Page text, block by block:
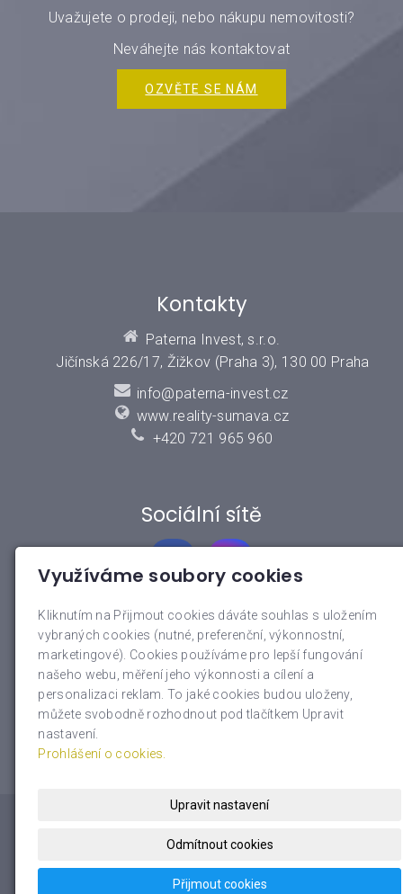
Uvažujete o prodeji, nebo nákupu nemovitosti?
Neváhejte nás kontaktovat
OZVĚTE SE NÁM
Kontakty
Paterna Invest, s.r.o.
Jičínská 226/17, Žižkov (Praha 3), 130 00 Praha
info@paterna-invest.cz
www.reality-sumava.cz
+420 721 965 960
Sociální sítě
Rychlé menu
O nás
Nemovitosti
webové stránkys AI,doména
Využíváme soubory cookies
Kliknutím na Přijmout cookies dáváte souhlas s uložením
vybraných cookies (nutné, preferenční, výkonnostní,
marketingové). Cookies používáme pro lepší fungování
našeho webu, měření jeho výkonnosti a cílení a
personalizaci reklam. To jaké cookies budou uloženy,
můžete svobodně rozhodnout pod tlačítkem Upravit
nastavení.
Prohlášení o cookies.
Upravit nastavení
Odmítnout cookies
Přijmout cookies